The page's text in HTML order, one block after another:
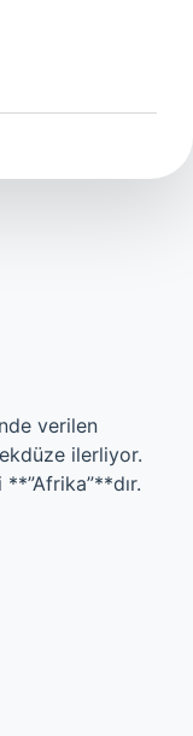
verilen
ilerliyor.
**”Afrika”**dır.